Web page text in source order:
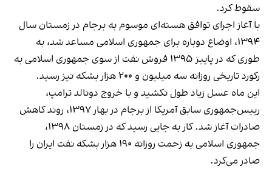
سقوط کرد.
با آغاز اجرای توافق هسته‌ای موسوم به برجام در زمستان سال
۱۳۹۴، اوضاع دوباره برای جمهوری اسلامی مساعد شد، به
طوری که در پاییز ۱۳۹۵ فروش نفت از سوی جمهوری اسلامی به
رکورد تاریخی روزانه سه میلیون و ۲۰۰ هزار بشکه نیز رسید.
این ماه‌ عسل زیاد طول نکشید و با خروج دونالد ترامپ،
رییس‌جمهوری سابق آمریکا از برجام در بهار ۱۳۹۷، روند کاهش
صادرات آغاز شد. کار به جایی رسید که در زمستان ۱۳۹۸،
جمهوری اسلامی به زحمت روزانه ۱۹۰ هزار بشکه نفت ایران را
صادر می‌کرد.